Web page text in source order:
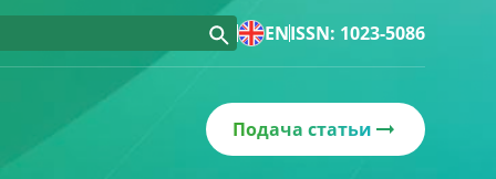
ENISSN: 1023-5086
Подача статьи